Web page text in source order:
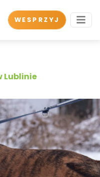
WESPRZYJ
Lublinie